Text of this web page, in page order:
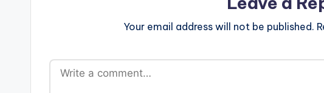
Your email address will not be published.